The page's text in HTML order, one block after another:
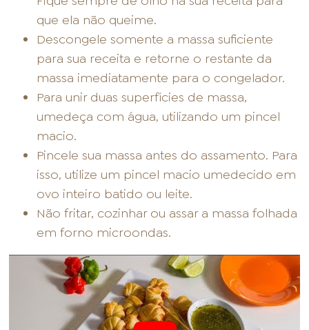
que ela não queime.
Descongele somente a massa suficiente
para sua receita e retorne o restante da
massa imediatamente para o congelador.
Para unir duas superfícies de massa,
umedeça com água, utilizando um pincel
macio.
Pincele sua massa antes do assamento. Para
isso, utilize um pincel macio umedecido em
ovo inteiro batido ou leite.
Não fritar, cozinhar ou assar a massa folhada
em forno microondas.